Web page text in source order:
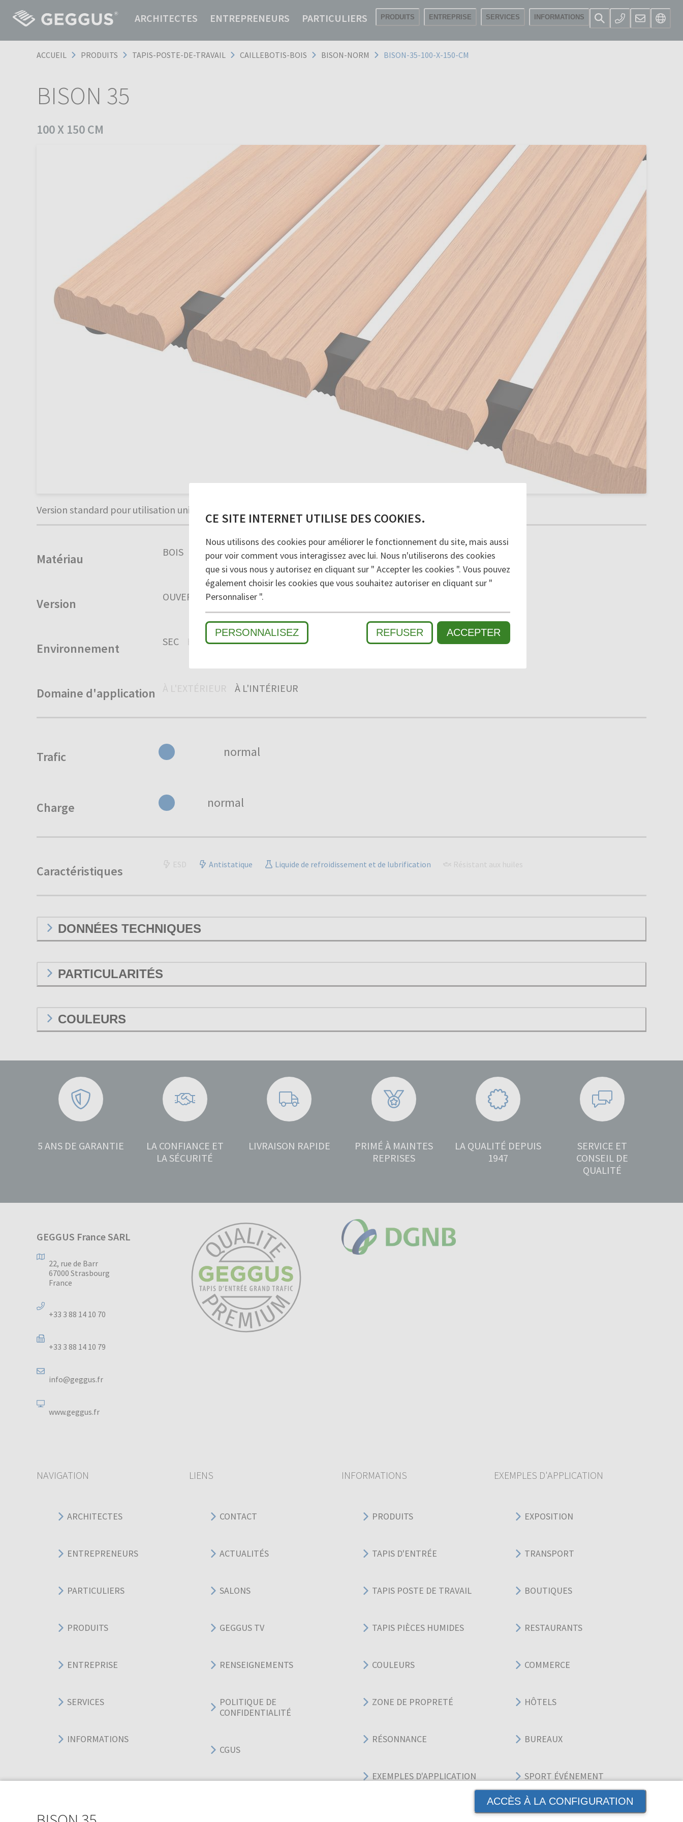
CE SITE INTERNET UTILISE DES COOKIES.
Nous utilisons des cookies pour améliorer le fonctionnement du site, mais aussi
pour voir comment vous interagissez avec lui. Nous n'utiliserons des cookies
que si vous nous y autorisez en cliquant sur " Accepter les cookies ". Vous pouvez
également choisir les cookies que vous souhaitez autoriser en cliquant sur "
Personnaliser ".
PERSONNALISEZ REFUSER ACCEPTER
ARCHITECTES ENTREPRENEURS PARTICULIERS PRODUITS ENTREPRISE SERVICES INFORMATIONS
ACCUEIL PRODUITS TAPIS-POSTE-DE-TRAVAIL CAILLEBOTIS-BOIS BISON-NORM BISON-35-100-X-150-CM
BISON 35
100 X 150 CM
Version standard pour utilisation universelle
Matériau BOIS
Version OUVERT FERMÉ
Environnement SEC HUMIDE MOUILLÉ
Domaine d'application À L'EXTÉRIEUR À L'INTÉRIEUR
Trafic normal
Charge normal
Caractéristiques ESD Antistatique Liquide de refroidissement et de lubrification Résistant aux huiles
DONNÉES TECHNIQUES
PARTICULARITÉS
COULEURS
ACCÈS À LA CONFIGURATION
5 ANS DE GARANTIE
LA CONFIANCE ET
LA SÉCURITÉ
LIVRAISON RAPIDE
PRIMÉ À MAINTES
REPRISES
LA QUALITÉ DEPUIS
1947
SERVICE ET
CONSEIL DE
QUALITÉ
GEGGUS France SARL
22, rue de Barr
67000 Strasbourg
France
+33 3 88 14 10 70
+33 3 88 14 10 79
info@geggus.fr
www.geggus.fr
NAVIGATION
ARCHITECTES
ENTREPRENEURS
PARTICULIERS
PRODUITS
ENTREPRISE
SERVICES
INFORMATIONS
LIENS
CONTACT
ACTUALITÉS
SALONS
GEGGUS TV
RENSEIGNEMENTS
POLITIQUE DE
CONFIDENTIALITÉ
CGUS
INFORMATIONS
PRODUITS
TAPIS D'ENTRÉE
TAPIS POSTE DE TRAVAIL
TAPIS PIÈCES HUMIDES
COULEURS
ZONE DE PROPRETÉ
RÉSONNANCE
EXEMPLES D'APPLICATION
EXEMPLES D'APPLICATION
EXPOSITION
TRANSPORT
BOUTIQUES
RESTAURANTS
COMMERCE
HÔTELS
BUREAUX
SPORT ÉVÉNEMENT